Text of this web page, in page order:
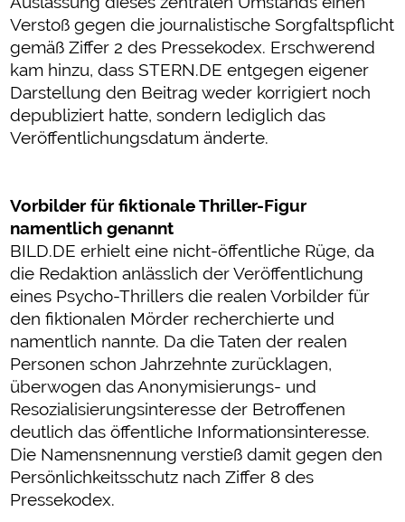
Verstoß gegen die journalistische Sorgfaltspflicht
gemäß Ziffer 2 des Pressekodex. Erschwerend
kam hinzu, dass STERN.DE entgegen eigener
Darstellung den Beitrag weder korrigiert noch
depubliziert hatte, sondern lediglich das
Veröffentlichungsdatum änderte.
Vorbilder für fiktionale Thriller-Figur
namentlich genannt
BILD.DE erhielt eine nicht-öffentliche Rüge, da
die Redaktion anlässlich der Veröffentlichung
eines Psycho-Thrillers die realen Vorbilder für
den fiktionalen Mörder recherchierte und
namentlich nannte. Da die Taten der realen
Personen schon Jahrzehnte zurücklagen,
überwogen das Anonymisierungs- und
Resozialisierungsinteresse der Betroffenen
deutlich das öffentliche Informationsinteresse.
Die Namensnennung verstieß damit gegen den
Persönlichkeitsschutz nach Ziffer 8 des
Pressekodex.